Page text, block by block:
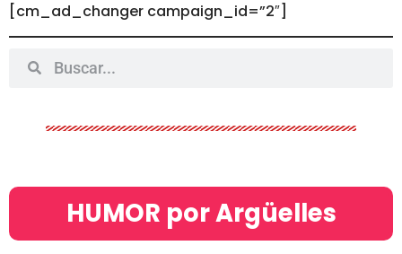
[cm_ad_changer campaign_id=”2″]
HUMOR por Argüelles​